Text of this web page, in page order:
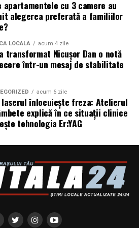
extinde în noi orașe. Sesiunile de
și micro-interviurile cu
România vor continua să fie
și vrei să fii parte din
.
a fost fondată în 2019 și
de femei antreprenor din
apartamentele cu 3 camere au
alegerea preferată a familiilor
LOCALĂ acum 4 zile
transformat Nicușor Dan o notă
într-un mesaj de stabilitate
acum 6 zile
laserul înlocuiește freza: Atelierul
explică în ce situații clinice
tehnologia Er:YAG